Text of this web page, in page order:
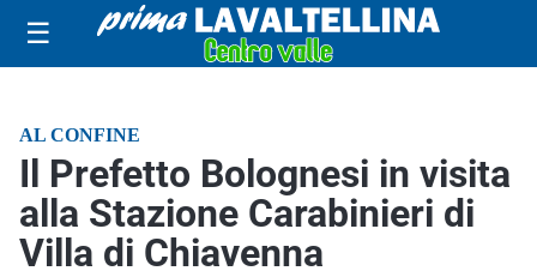
☰
AL CONFINE
Il Prefetto Bolognesi in visita
alla Stazione Carabinieri di
Villa di Chiavenna